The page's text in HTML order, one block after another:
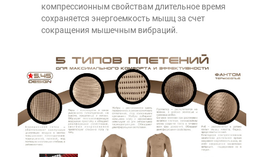
компрессионным свойствам длительное время
сохраняется энергоемкость мышц за счет
сокращения мышечным вибраций.